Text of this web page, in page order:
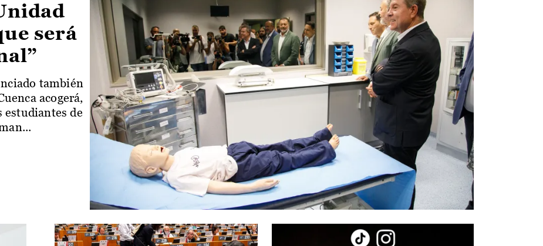
será
también
acogerá,
estudiantes de